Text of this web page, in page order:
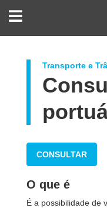
DO
Transporte e
CONSULTAR
O que é
É a possibilidade de